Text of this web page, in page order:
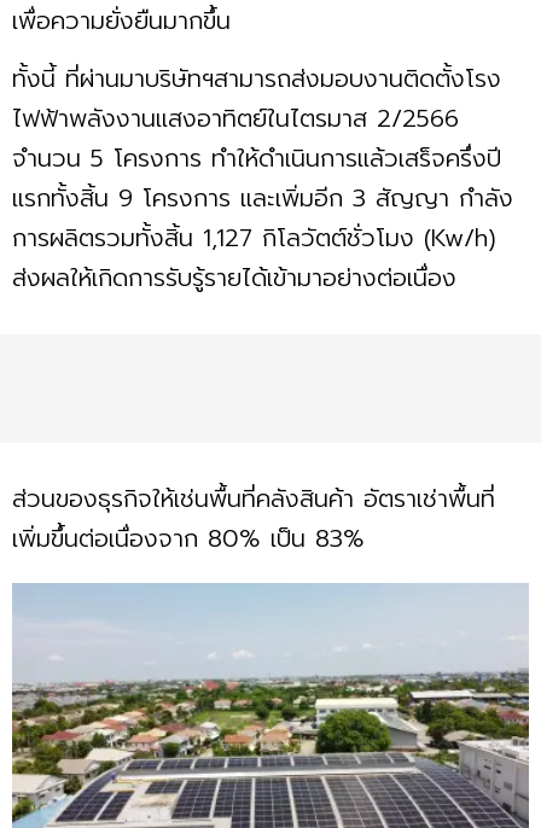
เพื่อความยั่งยืนมากขึ้น
ทั้งนี้ ที่ผ่านมาบริษัทฯสามารถส่งมอบงานติดตั้งโรง
ไฟฟ้าพลังงานแสงอาทิตย์ในไตรมาส 2/2566
จำนวน 5 โครงการ ทำให้ดำเนินการแล้วเสร็จครึ่งปี
แรกทั้งสิ้น 9 โครงการ และเพิ่มอีก 3 สัญญา กำลัง
การผลิตรวมทั้งสิ้น 1,127 กิโลวัตต์ชั่วโมง (Kw/h)
ส่งผลให้เกิดการรับรู้รายได้เข้ามาอย่างต่อเนื่อง
ส่วนของธุรกิจให้เช่นพื้นที่คลังสินค้า อัตราเช่าพื้นที่
เพิ่มขึ้นต่อเนื่องจาก 80% เป็น 83%